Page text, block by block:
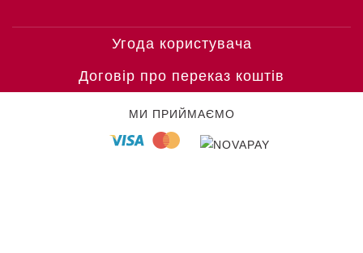
Угода користувача
Договір про переказ коштів
МИ ПРИЙМАЄМО